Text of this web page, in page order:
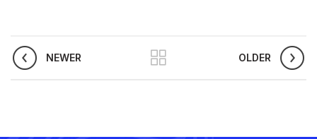
NEWER OLDER